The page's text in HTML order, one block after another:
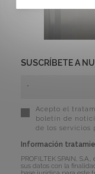
SUSCRÍBETE A
Acepto el
boletín de
de los servicios
Información
PROFILTEK SPAIN,
sus datos con la